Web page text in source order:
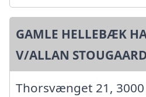
GAMLE HELLEBÆK
V/ALLAN
Thorsvænget 21,